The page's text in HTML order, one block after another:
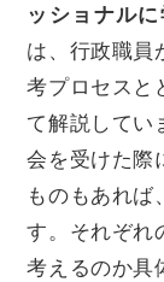
ッショナル
は、行政職員
考プロセスと
て解説してい
会を受けた際
ものもあれば
す。それぞれ
考えるのか具